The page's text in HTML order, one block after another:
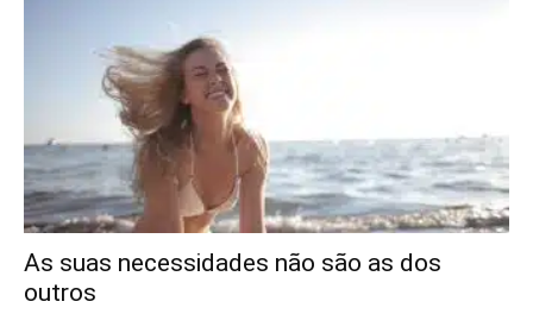
As suas necessidades não são as dos
outros